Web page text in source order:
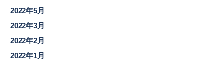
2022年5月
2022年3月
2022年2月
2022年1月